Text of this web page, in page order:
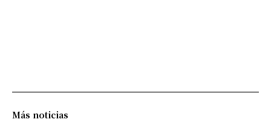
Más noticias